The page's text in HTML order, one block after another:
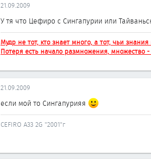
21.09.2009
У тя что Цефиро с Сингапурии или
Мудр не тот, кто знает много, а тот, чьи
Потеря есть начало размножения, множество
21.09.2009
если мой то Сингапурияя
CEFIRO A33 2G "2001"г